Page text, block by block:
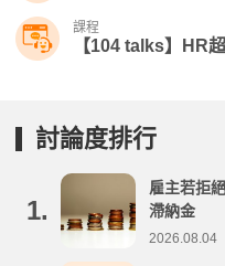
課程
【104 talks】HR
討論度排行
1.
雇主若拒
滯納金
2026.08.04